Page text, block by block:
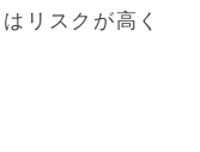
リスクが高く